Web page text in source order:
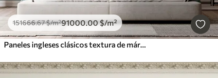
151666.67$/m²91000.00$/m²
Paneles ingleses clásicos textura de mármol Boiserie